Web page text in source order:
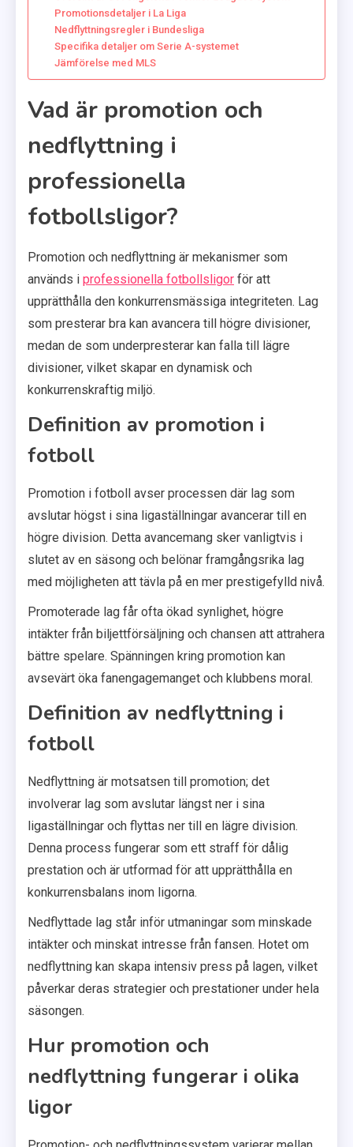
Promotionsdetaljer i La Liga
Nedflyttningsregler i Bundesliga
Specifika detaljer om Serie A-systemet
Jämförelse med MLS
Vad är promotion och
nedflyttning i
professionella
fotbollsligor?
Promotion och nedflyttning är mekanismer som
används i professionella fotbollsligor för att
upprätthålla den konkurrensmässiga integriteten. Lag
som presterar bra kan avancera till högre divisioner,
medan de som underpresterar kan falla till lägre
divisioner, vilket skapar en dynamisk och
konkurrenskraftig miljö.
Definition av promotion i
fotboll
Promotion i fotboll avser processen där lag som
avslutar högst i sina ligaställningar avancerar till en
högre division. Detta avancemang sker vanligtvis i
slutet av en säsong och belönar framgångsrika lag
med möjligheten att tävla på en mer prestigefylld nivå.
Promoterade lag får ofta ökad synlighet, högre
intäkter från biljettförsäljning och chansen att attrahera
bättre spelare. Spänningen kring promotion kan
avsevärt öka fanengagemanget och klubbens moral.
Definition av nedflyttning i
fotboll
Nedflyttning är motsatsen till promotion; det
involverar lag som avslutar längst ner i sina
ligaställningar och flyttas ner till en lägre division.
Denna process fungerar som ett straff för dålig
prestation och är utformad för att upprätthålla en
konkurrensbalans inom ligorna.
Nedflyttade lag står inför utmaningar som minskade
intäkter och minskat intresse från fansen. Hotet om
nedflyttning kan skapa intensiv press på lagen, vilket
påverkar deras strategier och prestationer under hela
säsongen.
Hur promotion och
nedflyttning fungerar i olika
ligor